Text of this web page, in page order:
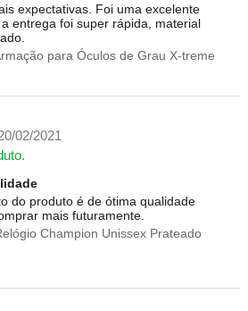
expectativas. Foi uma excelente
entrega foi super rápida, material
para Óculos de Grau X-treme
02/2021
do produto é de ótima qualidade
mais futuramente.
Champion Unissex Prateado